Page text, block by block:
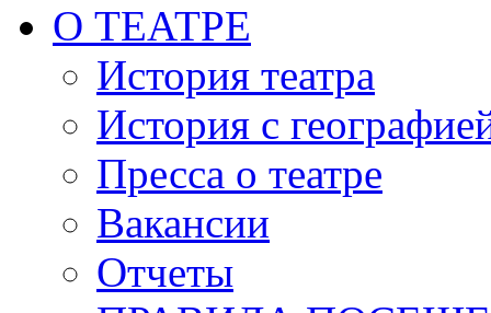
О ТЕАТРЕ
История театра
История с
Пресса о театре
Вакансии
Отчеты